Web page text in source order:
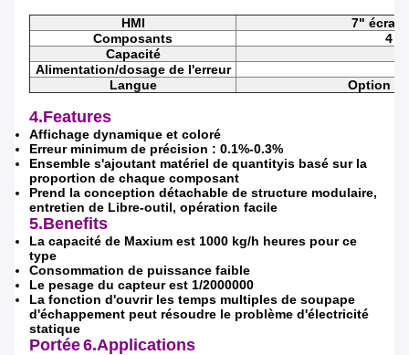
Laisser un message
Nous vous rappellerons bientôt!
HMI
7" écran
Composants
4
Capacité
Alimentation/dosage de l'erreur
Langue
Option
4.Features
Affichage dynamique et coloré
Erreur minimum de précision : 0.1%-0.3%
Ensemble s'ajoutant matériel de quantityis basé sur la
proportion de chaque composant
Prend la conception détachable de structure modulaire,
entretien de Libre-outil, opération facile
5.Benefits
La capacité de Maxium est 1000 kg/h heures pour ce
type
Consommation de puissance faible
Le pesage du capteur est 1/2000000
La fonction d'ouvrir les temps multiples de soupape
d'échappement peut résoudre le problème d'électricité
statique
Portée6.Applications